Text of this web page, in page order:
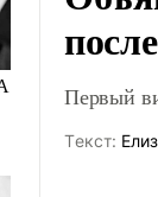
Первый
Tекст: